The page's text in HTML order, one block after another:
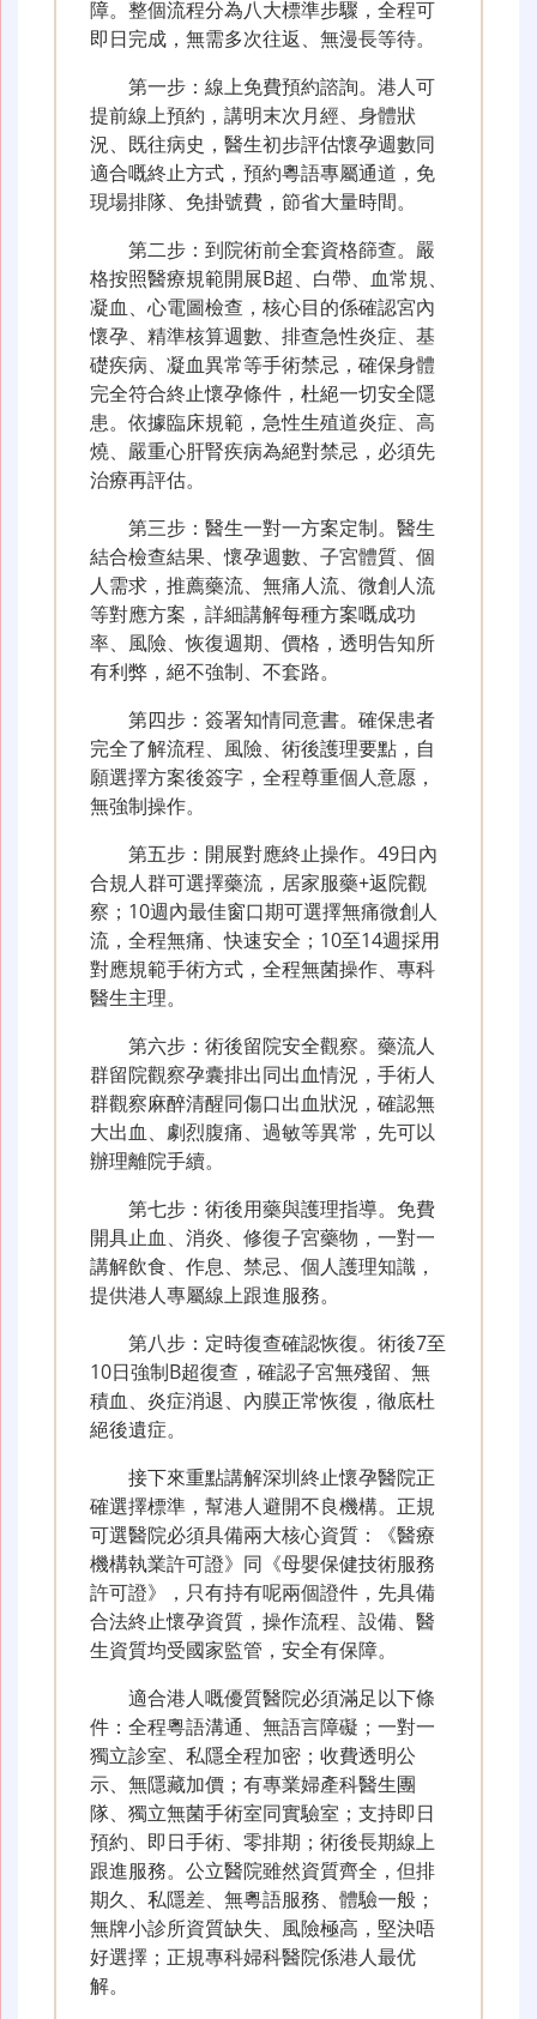
障。整個流程分為八大標準步驟，全程可
即日完成，無需多次往返、無漫長等待。
第一步：線上免費預約諮詢。港人可
提前線上預約，講明末次月經、身體狀
況、既往病史，醫生初步評估懷孕週數同
適合嘅終止方式，預約粵語專屬通道，免
現場排隊、免掛號費，節省大量時間。
第二步：到院術前全套資格篩查。嚴
格按照醫療規範開展B超、白帶、血常規、
凝血、心電圖檢查，核心目的係確認宮內
懷孕、精準核算週數、排查急性炎症、基
礎疾病、凝血異常等手術禁忌，確保身體
完全符合終止懷孕條件，杜絕一切安全隱
患。依據臨床規範，急性生殖道炎症、高
燒、嚴重心肝腎疾病為絕對禁忌，必須先
治療再評估。
第三步：醫生一對一方案定制。醫生
結合檢查結果、懷孕週數、子宮體質、個
人需求，推薦藥流、無痛人流、微創人流
等對應方案，詳細講解每種方案嘅成功
率、風險、恢復週期、價格，透明告知所
有利弊，絕不強制、不套路。
第四步：簽署知情同意書。確保患者
完全了解流程、風險、術後護理要點，自
願選擇方案後簽字，全程尊重個人意愿，
無強制操作。
第五步：開展對應終止操作。49日內
合規人群可選擇藥流，居家服藥+返院觀
察；10週內最佳窗口期可選擇無痛微創人
流，全程無痛、快速安全；10至14週採用
對應規範手術方式，全程無菌操作、專科
醫生主理。
第六步：術後留院安全觀察。藥流人
群留院觀察孕囊排出同出血情況，手術人
群觀察麻醉清醒同傷口出血狀況，確認無
大出血、劇烈腹痛、過敏等異常，先可以
辦理離院手續。
第七步：術後用藥與護理指導。免費
開具止血、消炎、修復子宮藥物，一對一
講解飲食、作息、禁忌、個人護理知識，
提供港人專屬線上跟進服務。
第八步：定時復查確認恢復。術後7至
10日強制B超復查，確認子宮無殘留、無
積血、炎症消退、內膜正常恢復，徹底杜
絕後遺症。
接下來重點講解深圳終止懷孕醫院正
確選擇標準，幫港人避開不良機構。正規
可選醫院必須具備兩大核心資質：《醫療
機構執業許可證》同《母嬰保健技術服務
許可證》，只有持有呢兩個證件，先具備
合法終止懷孕資質，操作流程、設備、醫
生資質均受國家監管，安全有保障。
適合港人嘅優質醫院必須滿足以下條
件：全程粵語溝通、無語言障礙；一對一
獨立診室、私隱全程加密；收費透明公
示、無隱藏加價；有專業婦產科醫生團
隊、獨立無菌手術室同實驗室；支持即日
預約、即日手術、零排期；術後長期線上
跟進服務。公立醫院雖然資質齊全，但排
期久、私隱差、無粵語服務、體驗一般；
無牌小診所資質缺失、風險極高，堅決唔
好選擇；正規專科婦科醫院係港人最优
解。